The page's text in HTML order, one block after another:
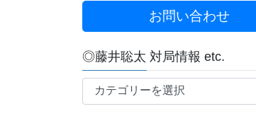
お問い合わせ
◎藤井聡太 対局情報 etc.
藤